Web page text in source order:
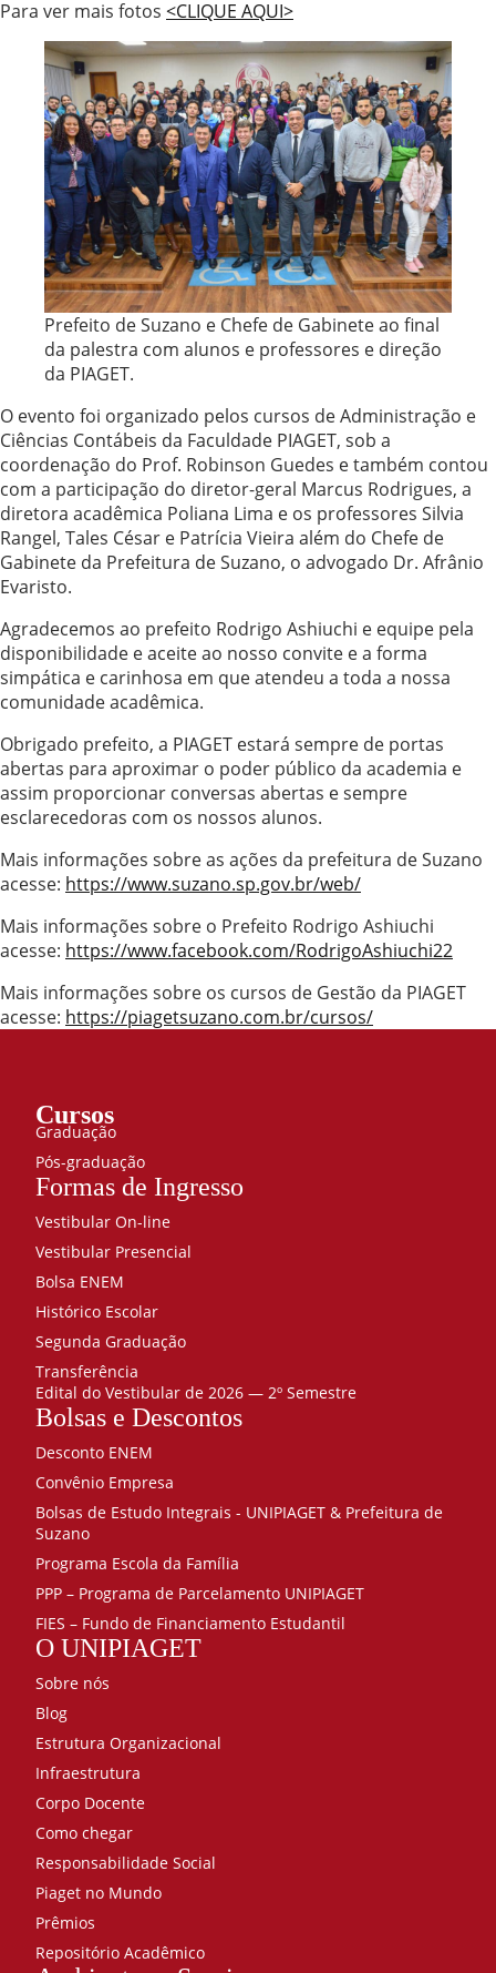
Para ver mais fotos <CLIQUE AQUI>
Prefeito de Suzano e Chefe de Gabinete ao final
da palestra com alunos e professores e direção
da PIAGET.
O evento foi organizado pelos cursos de Administração e
Ciências Contábeis da Faculdade PIAGET, sob a
coordenação do Prof. Robinson Guedes e também contou
com a participação do diretor-geral Marcus Rodrigues, a
diretora acadêmica Poliana Lima e os professores Silvia
Rangel, Tales César e Patrícia Vieira além do Chefe de
Gabinete da Prefeitura de Suzano, o advogado Dr. Afrânio
Evaristo.
Agradecemos ao prefeito Rodrigo Ashiuchi e equipe pela
disponibilidade e aceite ao nosso convite e a forma
simpática e carinhosa em que atendeu a toda a nossa
comunidade acadêmica.
Obrigado prefeito, a PIAGET estará sempre de portas
abertas para aproximar o poder público da academia e
assim proporcionar conversas abertas e sempre
esclarecedoras com os nossos alunos.
Mais informações sobre as ações da prefeitura de Suzano
acesse: https://www.suzano.sp.gov.br/web/
Mais informações sobre o Prefeito Rodrigo Ashiuchi
acesse: https://www.facebook.com/RodrigoAshiuchi22
Mais informações sobre os cursos de Gestão da PIAGET
acesse: https://piagetsuzano.com.br/cursos/
Cursos
Graduação
Pós-graduação
Formas de Ingresso
Vestibular On-line
Vestibular Presencial
Bolsa ENEM
Histórico Escolar
Segunda Graduação
Transferência
Edital do Vestibular de 2026 — 2º Semestre
Bolsas e Descontos
Desconto ENEM
Convênio Empresa
Bolsas de Estudo Integrais - UNIPIAGET & Prefeitura de
Suzano
Programa Escola da Família
PPP – Programa de Parcelamento UNIPIAGET
FIES – Fundo de Financiamento Estudantil
O UNIPIAGET
Sobre nós
Blog
Estrutura Organizacional
Infraestrutura
Corpo Docente
Como chegar
Responsabilidade Social
Piaget no Mundo
Prêmios
Repositório Acadêmico